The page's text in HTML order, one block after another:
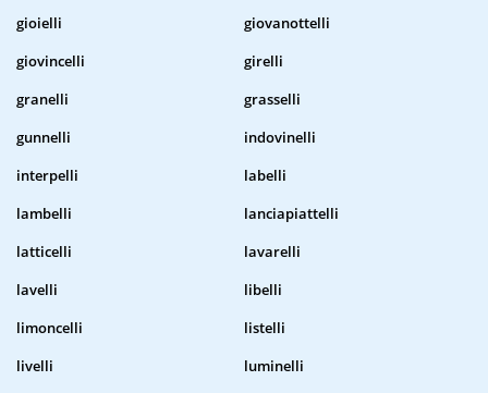
gioielli
giovanottelli
giovincelli
girelli
granelli
grasselli
gunnelli
indovinelli
interpelli
labelli
lambelli
lanciapiattelli
latticelli
lavarelli
lavelli
libelli
limoncelli
listelli
livelli
luminelli